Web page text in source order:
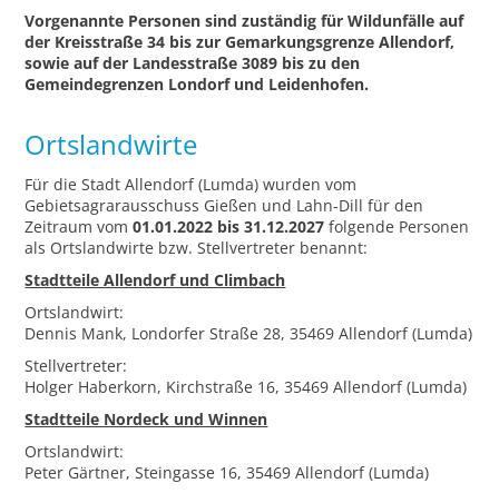
Vorgenannte Personen sind zuständig für Wildunfälle auf
der Kreisstraße 34 bis zur Gemarkungsgrenze Allendorf,
sowie auf der Landesstraße 3089 bis zu den
Gemeindegrenzen Londorf und Leidenhofen.
Ortslandwirte
Für die Stadt Allendorf (Lumda) wurden vom
Gebietsagrarausschuss Gießen und Lahn-Dill für den
Zeitraum vom01.01.2022 bis 31.12.2027 folgende Personen
als Ortslandwirte bzw. Stellvertreter benannt:
Stadtteile Allendorf und Climbach
Ortslandwirt:
Dennis Mank, Londorfer Straße 28, 35469 Allendorf (Lumda)
Stellvertreter:
Holger Haberkorn, Kirchstraße 16, 35469 Allendorf (Lumda)
Stadtteile Nordeck und Winnen
Ortslandwirt:
Peter Gärtner, Steingasse 16, 35469 Allendorf (Lumda)